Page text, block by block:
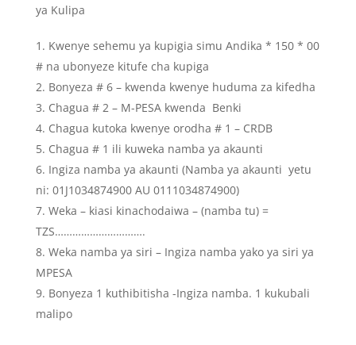
ya Kulipa
Kwenye sehemu ya kupigia simu Andika * 150 * 00
# na ubonyeze kitufe cha kupiga
Bonyeza # 6 – kwenda kwenye huduma za kifedha
Chagua # 2 – M-PESA kwenda Benki
Chagua kutoka kwenye orodha # 1 – CRDB
Chagua # 1 ili kuweka namba ya akaunti
Ingiza namba ya akaunti (Namba ya akaunti yetu
ni: 01J1034874900 AU 0111034874900)
Weka – kiasi kinachodaiwa – (namba tu) =
TZS………………………….
Weka namba ya siri – Ingiza namba yako ya siri ya
MPESA
Bonyeza 1 kuthibitisha -Ingiza namba. 1 kukubali
malipo